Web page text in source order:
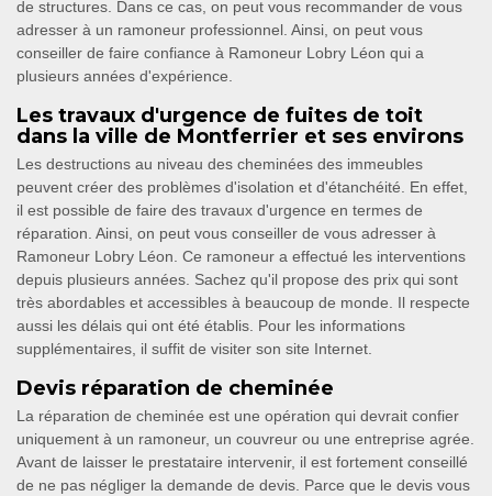
de structures. Dans ce cas, on peut vous recommander de vous
adresser à un ramoneur professionnel. Ainsi, on peut vous
conseiller de faire confiance à Ramoneur Lobry Léon qui a
plusieurs années d'expérience.
Les travaux d'urgence de fuites de toit
dans la ville de Montferrier et ses environs
Les destructions au niveau des cheminées des immeubles
peuvent créer des problèmes d'isolation et d'étanchéité. En effet,
il est possible de faire des travaux d'urgence en termes de
réparation. Ainsi, on peut vous conseiller de vous adresser à
Ramoneur Lobry Léon. Ce ramoneur a effectué les interventions
depuis plusieurs années. Sachez qu'il propose des prix qui sont
très abordables et accessibles à beaucoup de monde. Il respecte
aussi les délais qui ont été établis. Pour les informations
supplémentaires, il suffit de visiter son site Internet.
Devis réparation de cheminée
La réparation de cheminée est une opération qui devrait confier
uniquement à un ramoneur, un couvreur ou une entreprise agrée.
Avant de laisser le prestataire intervenir, il est fortement conseillé
de ne pas négliger la demande de devis. Parce que le devis vous